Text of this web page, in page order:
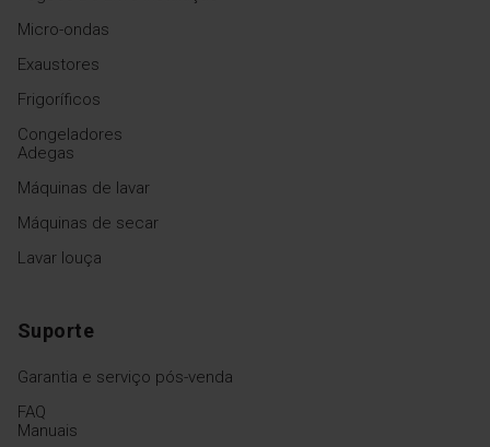
Micro-ondas
Exaustores
Frigoríficos
Congeladores
Adegas
Máquinas de lavar
Máquinas de secar
Lavar louça
Suporte
Garantia e serviço pós-venda
FAQ
Manuais